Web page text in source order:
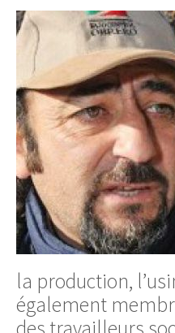
la production,
également